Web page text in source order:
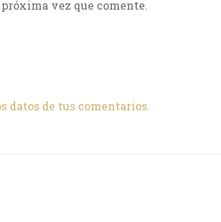
vez que comente.
datos de tus comentarios.